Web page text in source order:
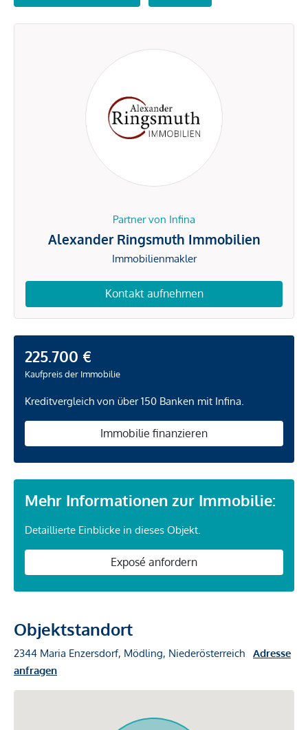
Partner von Infina
Alexander Ringsmuth Immobilien
Immobilienmakler
Kontakt aufnehmen
225.700 €
Kaufpreis der Immobilie
Kreditvergleich von über 150 Banken mit Infina.
Immobilie finanzieren
Mehr Informationen zur Immobilie:
Detaillierte Einblicke in dieses Objekt.
Exposé anfordern
Objektstandort
2344 Maria Enzersdorf, Mödling, Niederösterreich
Adresse
anfragen